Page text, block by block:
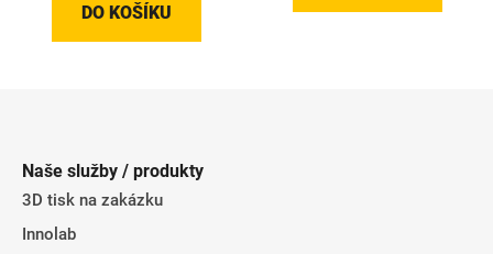
DO KOŠÍKU
Naše služby / produkty
3D tisk na zakázku
Innolab